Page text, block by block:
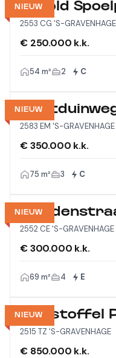
NIEUW
Arnold
2553 CG 'S-GRAVENHAGE
€ 250.000 k.k.
54 m² 2 C
NIEUW
2583 EM 'S-GRAVENHAGE
€ 350.000 k.k.
75 m² 3 C
NIEUW
2552 CE 'S-GRAVENHAGE
€ 300.000 k.k.
69 m² 4 E
NIEUW
Christoffel
2515 TZ 'S-GRAVENHAGE
€ 850.000 k.k.